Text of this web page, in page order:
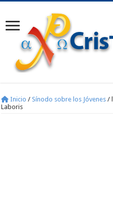
Inicio / Sínodo sobre los Jóvenes /
Laboris